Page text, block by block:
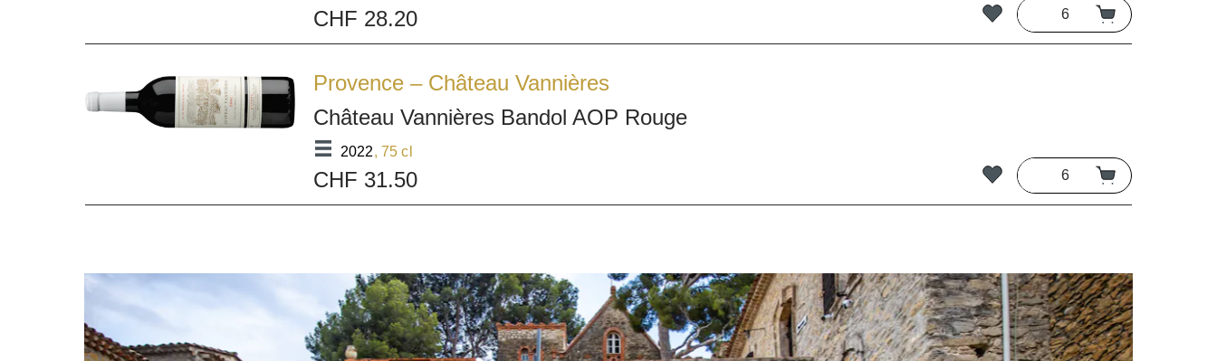
CHF 28.20
Provence – Château Vannières
Château Vannières Bandol AOP Rouge
2022, 75 cl
CHF 31.50
Bildergalerie überspringen